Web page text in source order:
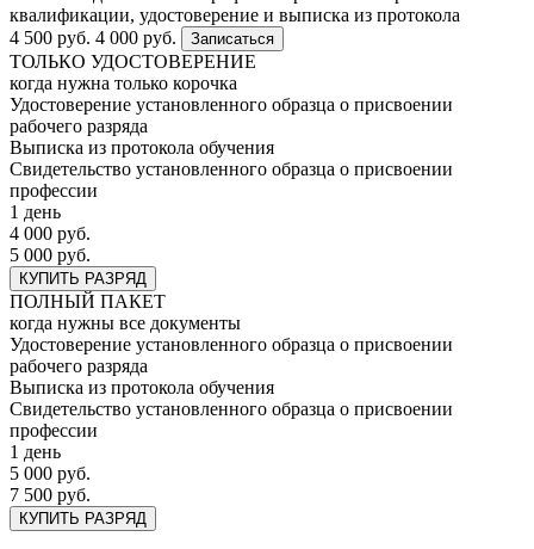
квалификации, удостоверение и выписка из протокола
4 500 руб. 4 000 руб. Записаться
ТОЛЬКО УДОСТОВЕРЕНИЕ
когда нужна только корочка
Удостоверение установленного образца о присвоении
рабочего разряда
Выписка из протокола обучения
Свидетельство установленного образца о присвоении
профессии
1 день
4 000 руб.
5 000 руб.
КУПИТЬ РАЗРЯД
ПОЛНЫЙ ПАКЕТ
когда нужны все документы
Удостоверение установленного образца о присвоении
рабочего разряда
Выписка из протокола обучения
Свидетельство установленного образца о присвоении
профессии
1 день
5 000 руб.
7 500 руб.
КУПИТЬ РАЗРЯД